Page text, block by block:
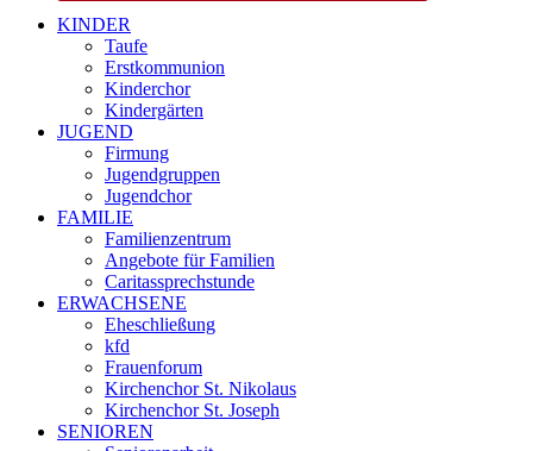
KINDER
Taufe
Erstkommunion
Kinderchor
Kindergärten
JUGEND
Firmung
Jugendgruppen
Jugendchor
FAMILIE
Familienzentrum
Angebote für Familien
Caritassprechstunde
ERWACHSENE
Eheschließung
kfd
Frauenforum
Kirchenchor St. Nikolaus
Kirchenchor St. Joseph
SENIOREN